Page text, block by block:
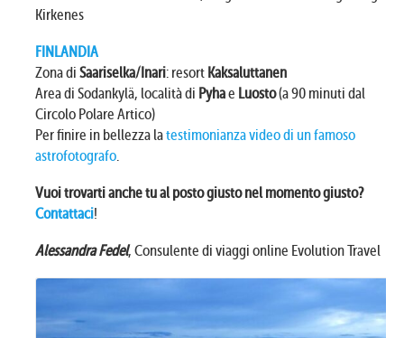
Kirkenes
FINLANDIA
Zona di Saariselka/Inari: resort Kaksaluttanen
Area di Sodankylä, località di Pyhae Luosto(a 90 minuti dal
Circolo Polare Artico)
Per finire in bellezza latestimonianza video di un famoso
astrofotografo.
Vuoi trovarti anche tu al posto giusto nel momento giusto?
Contattaci!
Alessandra Fedel, Consulente di viaggi online Evolution Travel